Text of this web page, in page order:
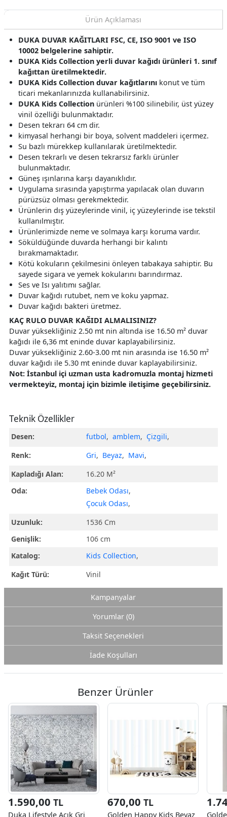
Ürün Açıklaması
DUKA DUVAR KAĞITLARI FSC, CE, ISO 9001 ve ISO
10002 belgelerine sahiptir.
DUKA Kids Collection yerli duvar kağıdı ürünleri 1. sınıf
kağıttan üretilmektedir.
DUKA Kids Collection duvar kağıtlarını konut ve tüm
ticari mekanlarınızda kullanabilirsiniz.
DUKA Kids Collection ürünleri %100 silinebilir, üst yüzey
vinil özelliği bulunmaktadır.
Desen tekrarı 64 cm dir.
kimyasal herhangi bir boya, solvent maddeleri içermez.
Su bazlı mürekkep kullanılarak üretilmektedir.
Desen tekrarlı ve desen tekrarsız farklı ürünler
bulunmaktadır.
Güneş ışınlarına karşı dayanıklıdır.
Uygulama sırasında yapıştırma yapılacak olan duvarın
pürüzsüz olması gerekmektedir.
Ürünlerin dış yüzeylerinde vinil, iç yüzeylerinde ise tekstil
kullanılmıştır.
Ürünlerimizde neme ve solmaya karşı koruma vardır.
Söküldüğünde duvarda herhangi bir kalıntı
bırakmamaktadır.
Kötü kokuların çekilmesini önleyen tabakaya sahiptir. Bu
sayede sigara ve yemek kokularını barındırmaz.
Ses ve Isı yalıtımı sağlar.
Duvar kağıdı rutubet, nem ve koku yapmaz.
Duvar kağıdı bakteri üretmez.
KAÇ RULO DUVAR KAĞIDI ALMALISINIZ?
Duvar yüksekliğiniz 2.50 mt nin altında ise 16.50 m² duvar
kağıdı ile 6,36 mt eninde duvar kaplayabilirsiniz.
Duvar yüksekliğiniz 2.60-3.00 mt nin arasında ise 16.50 m²
duvar kağıdı ile 5.30 mt eninde duvar kaplayabilirsiniz.
Not: İstanbul içi uzman usta kadromuzla montaj hizmeti
vermekteyiz, montaj için bizimle iletişime geçebilirsiniz.
Teknik Özellikler
Desen: futbol, amblem, Çizgili,
Renk:
Gri, Beyaz, Mavi,
Kapladığı Alan:
16.20 M²
Oda:
Bebek Odası,
Çocuk Odası,
Uzunluk:
1536 Cm
Genişlik:
106 cm
Katalog:
Kids Collection,
Kağıt Türü:
Vinil
Kampanyalar
Yorumlar (0)
Taksit Seçenekleri
İade Koşulları
Benzer Ürünler
1.590,00 TL
Duka Lifestyle Açık Gri
670,00 TL
Golden Happy Kids Beyaz